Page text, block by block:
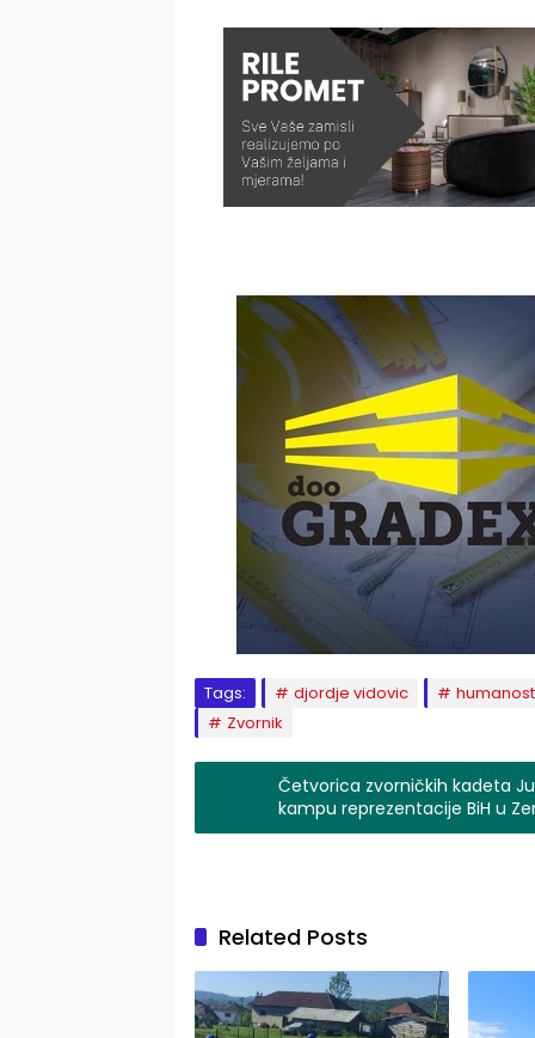
Tags: djordje vidovic
humanost
Zvornik
Četvorica zvorničkih kadeta
kampu reprezentacije BiH u
Related Posts